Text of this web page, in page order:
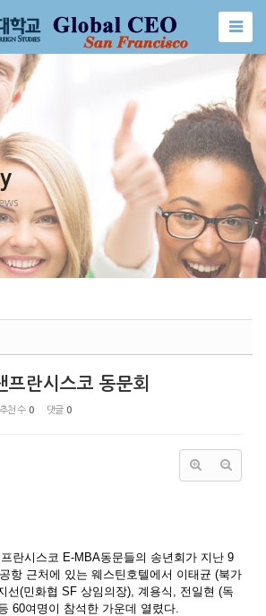
란시스코 동문회
추천 수 0 댓글 0
란시스코 E-MBA동문들의 송년회가 지난 9
항 근처에 있는 웨스틴호텔에서 이태균 (북가
선(민화협 SF 상임의장), 계용식, 전일현 (독
60여명이 참석한 가운데 열렸다.
스케치북5
스케치북5